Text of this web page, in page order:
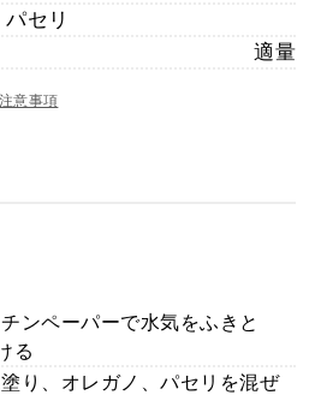
セリ
適量
意事項
ンペーパーで水気をふきと
る
り、オレガノ、パセリを混ぜ